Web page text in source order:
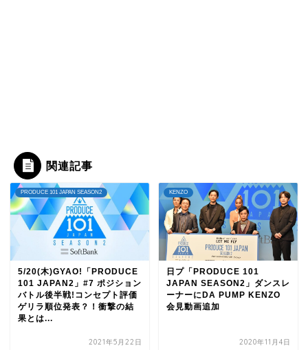
関連記事
PRODUCE 101 JAPAN SEASON2
5/20(木)GYAO!「PRODUCE
101 JAPAN2」#7 ポジション
バトル後半戦!コンセプト評価
ゲリラ順位発表？！衝撃の結
果とは...
2021年5月22日
KENZO
日プ「PRODUCE 101
JAPAN SEASON2」ダンスレ
ーナーにDA PUMP KENZO
会見動画追加
2020年11月4日